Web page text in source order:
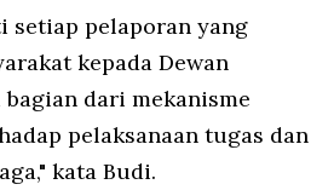
setiap pelaporan yang
kepada Dewan
bagian dari mekanisme
pelaksanaan tugas dan
kata Budi.